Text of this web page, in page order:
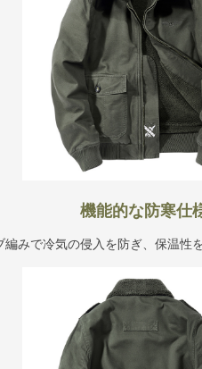
機能的な防寒仕
編みで冷気の侵入を防ぎ、保温性